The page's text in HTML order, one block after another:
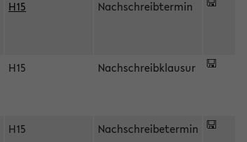
H15 Nachschreibtermin
H15 Nachschreibklausur
H15 Nachschreibetermin